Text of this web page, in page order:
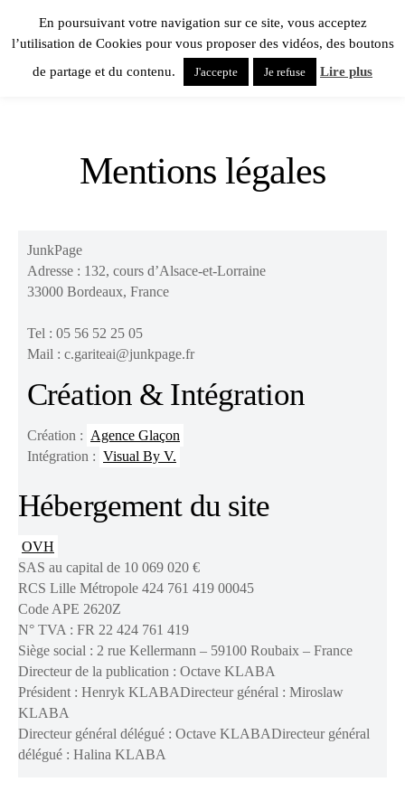
Mentions légales
JunkPage
Adresse : 132, cours d’Alsace-et-Lorraine
33000 Bordeaux, France
Tel : 05 56 52 25 05
Mail : c.gariteai@junkpage.fr
Création & Intégration
Création : Agence Glaçon
Intégration : Visual By V.
Hébergement du site
OVH
SAS au capital de 10 069 020 €
RCS Lille Métropole 424 761 419 00045
Code APE 2620Z
N° TVA : FR 22 424 761 419
Siège social : 2 rue Kellermann – 59100 Roubaix – France
Directeur de la publication : Octave KLABA
Président : Henryk KLABADirecteur général : Miroslaw
KLABA
Directeur général délégué : Octave KLABADirecteur général
délégué : Halina KLABA
En poursuivant votre navigation sur ce site, vous acceptez
l’utilisation de Cookies pour vous proposer des vidéos, des boutons
de partage et du contenu.
J'accepte Je refuse Lire plus